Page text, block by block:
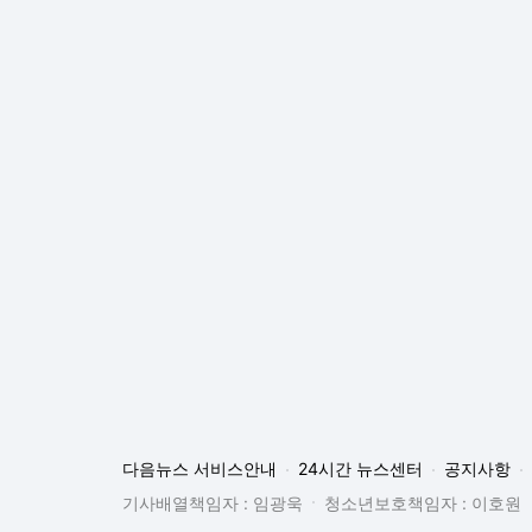
다음뉴스 서비스안내 24시간 뉴스센터 공지사항
기사배열책임자 : 임광욱
청소년보호책임자 : 이호원